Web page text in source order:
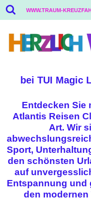
Zum
Hauptinhalt
springen
bei TUI Magic
Entdecken Sie
Atlantis Reisen
Art. Wir
Sport,
den schönsten
auf
Entspannung und
den modernen